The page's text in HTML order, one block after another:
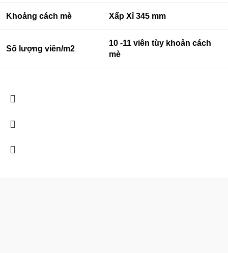
Khoảng cách mè Xấp Xỉ 345 mm
Số lượng viên/m2
10 -11 viên tùy khoản cách
mè